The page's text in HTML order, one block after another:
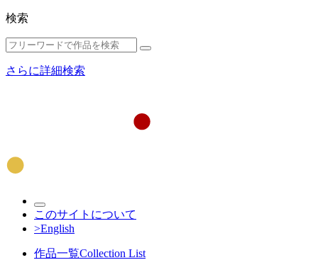
検索
さらに詳細検索
このサイトについて
>English
作品一覧Collection List